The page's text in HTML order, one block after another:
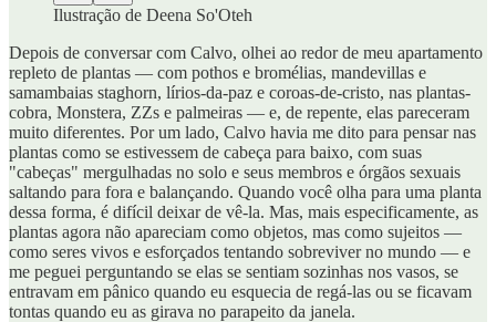
Ilustração de Deena So'Oteh
Depois de conversar com Calvo, olhei ao redor de meu apartamento
repleto de plantas — com pothos e bromélias, mandevillas e
samambaias staghorn, lírios-da-paz e coroas-de-cristo, nas plantas-
cobra, Monstera, ZZs e palmeiras — e, de repente, elas pareceram
muito diferentes. Por um lado, Calvo havia me dito para pensar nas
plantas como se estivessem de cabeça para baixo, com suas
"cabeças" mergulhadas no solo e seus membros e órgãos sexuais
saltando para fora e balançando. Quando você olha para uma planta
dessa forma, é difícil deixar de vê-la. Mas, mais especificamente, as
plantas agora não apareciam como objetos, mas como sujeitos —
como seres vivos e esforçados tentando sobreviver no mundo — e
me peguei perguntando se elas se sentiam sozinhas nos vasos, se
entravam em pânico quando eu esquecia de regá-las ou se ficavam
tontas quando eu as girava no parapeito da janela.